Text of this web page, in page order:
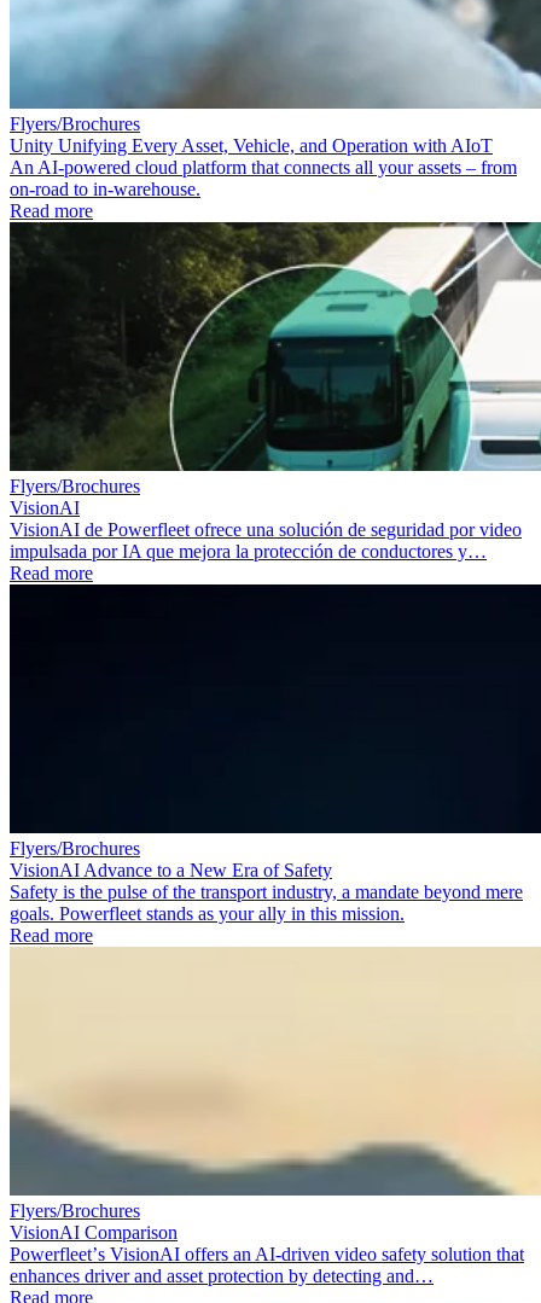
Flyers/Brochures
Unity Unifying Every Asset, Vehicle, and Operation with AIoT
An AI-powered cloud platform that connects all your assets – from
on-road to in-warehouse.
Read more
Flyers/Brochures
VisionAI
VisionAI de Powerfleet ofrece una solución de seguridad por video
impulsada por IA que mejora la protección de conductores y…
Read more
Flyers/Brochures
VisionAI Advance to a New Era of Safety
Safety is the pulse of the transport industry, a mandate beyond mere
goals. Powerfleet stands as your ally in this mission.
Read more
Flyers/Brochures
VisionAI Comparison
Powerfleetʼs VisionAI offers an AI-driven video safety solution that
enhances driver and asset protection by detecting and…
Read more